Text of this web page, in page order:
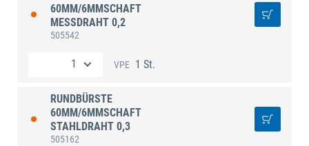
60MM/6MMSCHAFT
MESSDRAHT 0,2
505542
VPE 1 St.
RUNDBÜRSTE
60MM/6MMSCHAFT
STAHLDRAHT 0,3
505162